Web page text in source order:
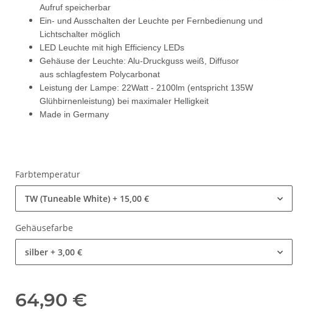
Aufruf speicherbar
Ein- und Ausschalten der Leuchte per Fernbedienung und
Lichtschalter möglich
LED Leuchte mit high Efficiency LEDs
Gehäuse der Leuchte: Alu-Druckguss weiß, Diffusor
aus schlagfestem Polycarbonat
Leistung der Lampe: 22Watt - 2100lm (entspricht 135W
Glühbirnenleistung) bei maximaler Helligkeit
Made in Germany
Farbtemperatur
TW (Tuneable White) + 15,00 €
Gehäusefarbe
silber + 3,00 €
64,90 €
Außenleuchte IP65 1500lm
59,90 € -64,90 €*